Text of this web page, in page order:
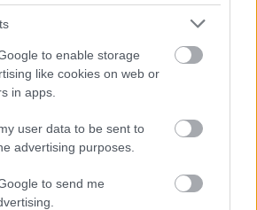
to enable storage
like cookies on web or
in apps.
user data to be sent to
advertising purposes.
to send me
ha másra nem, hát elrettentő
Murphy egyik idevágó törvénye.
az Amazon Alexa vagy
a vágy titokzatos tárgya lesz,